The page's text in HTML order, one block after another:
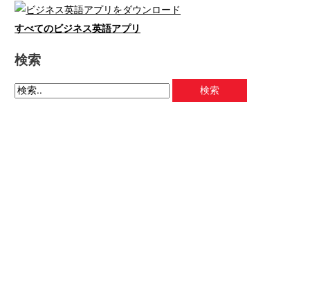
すべてのビジネス英語アプリ
検索